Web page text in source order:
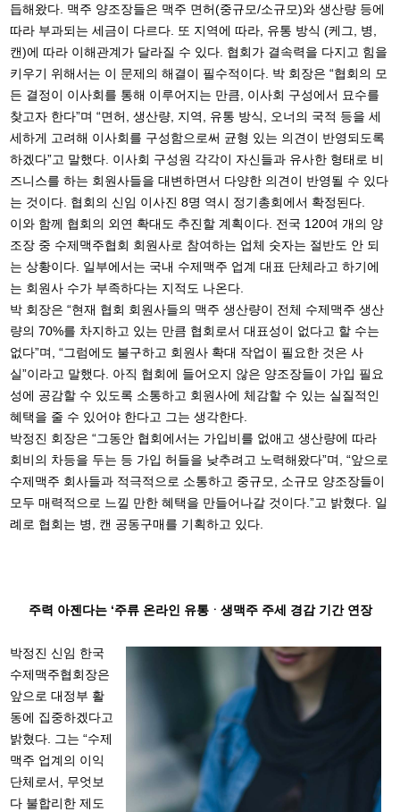
듭해왔다. 맥주 양조장들은 맥주 면허(중규모/소규모)와 생산량 등에
따라 부과되는 세금이 다르다. 또 지역에 따라, 유통 방식 (케그, 병,
캔)에 따라 이해관계가 달라질 수 있다. 협회가 결속력을 다지고 힘을
키우기 위해서는 이 문제의 해결이 필수적이다. 박 회장은 “협회의 모
든 결정이 이사회를 통해 이루어지는 만큼, 이사회 구성에서 묘수를
찾고자 한다”며 “면허, 생산량, 지역, 유통 방식, 오너의 국적 등을 세
세하게 고려해 이사회를 구성함으로써 균형 있는 의견이 반영되도록
하겠다”고 말했다. 이사회 구성원 각각이 자신들과 유사한 형태로 비
즈니스를 하는 회원사들을 대변하면서 다양한 의견이 반영될 수 있다
는 것이다. 협회의 신임 이사진 8명 역시 정기총회에서 확정된다.
이와 함께 협회의 외연 확대도 추진할 계획이다. 전국 120여 개의 양
조장 중 수제맥주협회 회원사로 참여하는 업체 숫자는 절반도 안 되
는 상황이다. 일부에서는 국내 수제맥주 업계 대표 단체라고 하기에
는 회원사 수가 부족하다는 지적도 나온다.
박 회장은 “현재 협회 회원사들의 맥주 생산량이 전체 수제맥주 생산
량의 70%를 차지하고 있는 만큼 협회로서 대표성이 없다고 할 수는
없다”며, “그럼에도 불구하고 회원사 확대 작업이 필요한 것은 사
실”이라고 말했다. 아직 협회에 들어오지 않은 양조장들이 가입 필요
성에 공감할 수 있도록 소통하고 회원사에 체감할 수 있는 실질적인
혜택을 줄 수 있어야 한다고 그는 생각한다.
박정진 회장은 “그동안 협회에서는 가입비를 없애고 생산량에 따라
회비의 차등을 두는 등 가입 허들을 낮추려고 노력해왔다”며,“앞으로
수제맥주 회사들과 적극적으로 소통하고 중규모, 소규모 양조장들이
모두 매력적으로 느낄 만한 혜택을 만들어나갈 것이다.”고 밝혔다. 일
례로 협회는 병, 캔 공동구매를 기획하고 있다.
주력 아젠다는 ‘주류 온라인 유통ᆞ생맥주 주세 경감 기간 연장
박정진 신임 한국
수제맥주협회장은
앞으로 대정부 활
동에 집중하겠다고
밝혔다. 그는 “수제
맥주 업계의 이익
단체로서, 무엇보
다 불합리한 제도